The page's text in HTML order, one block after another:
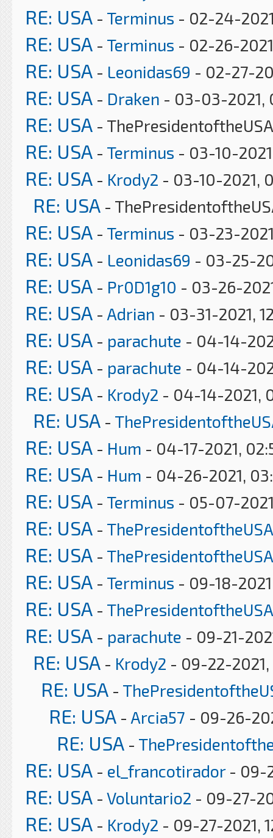
RE: USA - Terminus - 02-24-
RE: USA - Terminus - 02-26-
RE: USA - Leonidas69 - 02-27-
RE: USA - Draken - 03-03-2021,
RE: USA -
RE: USA - Terminus - 03-10-
RE: USA - Krody2 - 03-10-2021,
RE: USA -
RE: USA - Terminus - 03-23-
RE: USA - Leonidas69 - 03-25-
RE: USA - Pr0D1g10 - 03-26-
RE: USA - Adrian - 03-31-2021,
RE: USA - parachute - 04-14-
RE: USA - parachute - 04-14-
RE: USA - Krody2 - 04-14-2021,
RE: USA -
RE: USA - Hum - 04-17-2021,
RE: USA - Hum - 04-26-2021,
RE: USA - Terminus - 05-07-
RE: USA - ThePresidentoftheUSA
RE: USA - ThePresidentoftheUSA
RE: USA - Terminus - 09-18-
RE: USA - ThePresidentoftheUSA
RE: USA - parachute - 09-21-
RE: USA - Krody2 - 09-22-2021,
RE: USA -
RE: USA - Arcia57 - 09-26-
RE: USA -
RE: USA - el_francotirador- 09-
RE: USA - Voluntario2 - 09-27-
RE: USA - Krody2 - 09-27-2021,